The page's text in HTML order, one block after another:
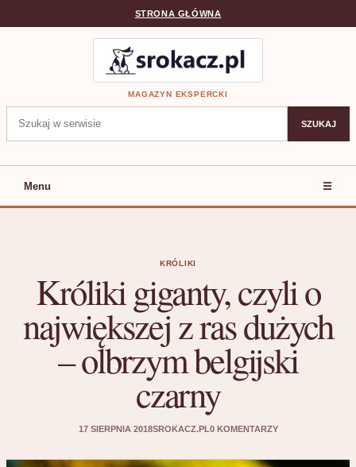
STRONA GŁÓWNA
MAGAZYN EKSPERCKI
Szukaj:
SZUKAJ
Menu ☰
KRÓLIKI
Króliki giganty, czyli o
największej z ras dużych
– olbrzym belgijski
czarny
17 SIERPNIA 2018SROKACZ.PL0 KOMENTARZY